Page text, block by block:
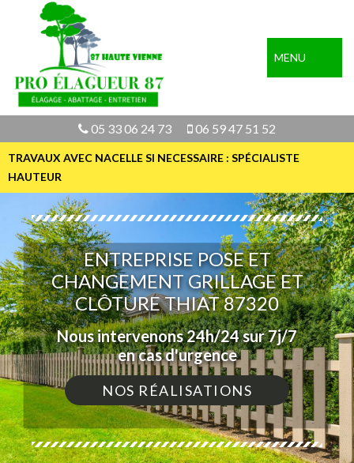
MENU
05 33 06 24 73 06 59 47 51 52
TRAVAUX AVEC NACELLE SI NECESSAIRE : SPÉCIALISTE
HAUTEUR
ENTREPRISE POSE ET
CHANGEMENT GRILLAGE ET
CLÔTURE THIAT 87320
Nous intervenons 24h/24 sur 7j/7
en cas d'urgence
NOS RÉALISATIONS